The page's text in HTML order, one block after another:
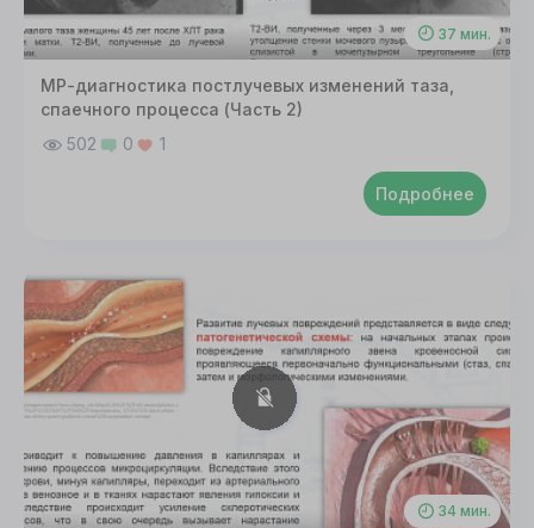
37 мин.
МР-диагностика постлучевых изменений таза,
спаечного процесса (Часть 2)
502
0 1
Подробнее
34 мин.